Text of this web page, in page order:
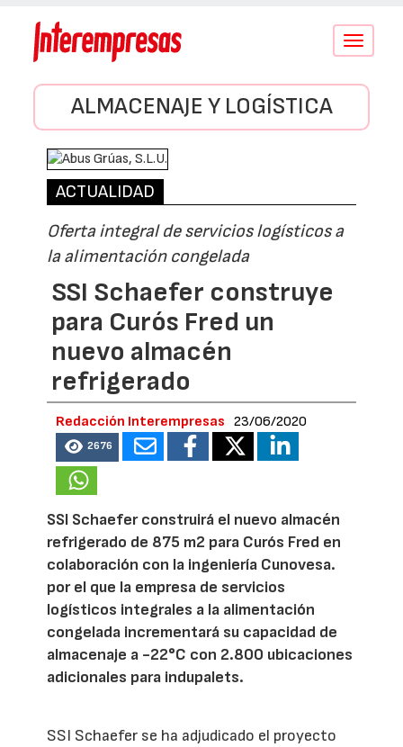
Conmutar
ALMACENAJE Y LOGÍSTICA
ACTUALIDAD
Oferta integral de servicios logísticos a
la alimentación congelada
SSI Schaefer construye
para Curós Fred un
nuevo almacén
refrigerado
Redacción Interempresas 23/06/2020
2676
SSI Schaefer construirá el nuevo almacén
refrigerado de 875 m2 para Curós Fred en
colaboración con la ingeniería Cunovesa.
por el que la empresa de servicios
logísticos integrales a la alimentación
congelada incrementará su capacidad de
almacenaje a -22°C con 2.800 ubicaciones
adicionales para indupalets.
SSI Schaefer se ha adjudicado el proyecto